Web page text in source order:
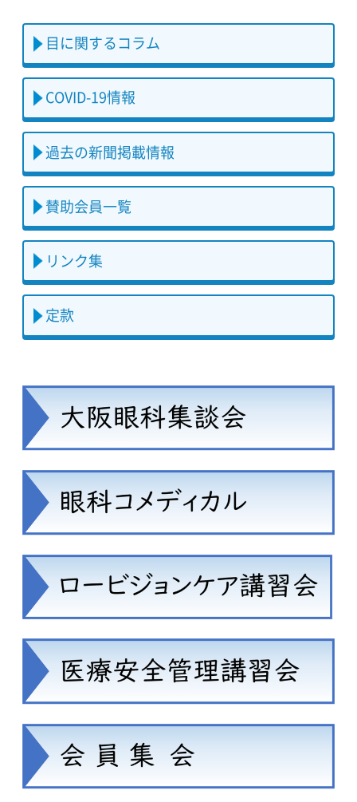
目に関するコラム
COVID-19情報
過去の新聞掲載情報
賛助会員一覧
リンク集
定款